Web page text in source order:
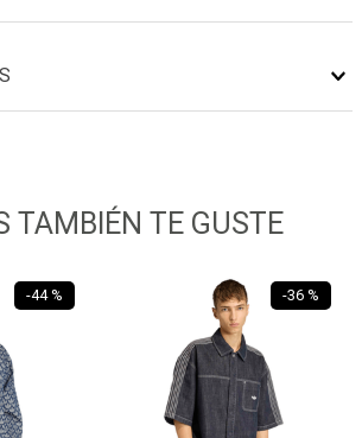
TAMBIÉN TE GUSTE
-44 % -36 %